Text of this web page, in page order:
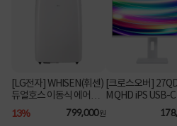
[LG전자] WHISEN(휘센)
듀얼호스 이동식 에어컨
PQ07FDWCS 택배발송
자가설치
13% 799,000원
[크로스오버]
M QHD iPS USB-
트 Ai 멀티스탠드